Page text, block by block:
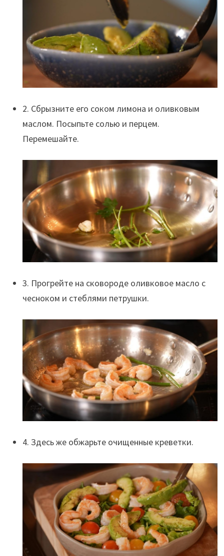
2. Сбрызните его соком лимона и оливковым
маслом. Посыпьте солью и перцем.
Перемешайте.
3. Прогрейте на сковороде оливковое масло с
чесноком и стеблями петрушки.
4. Здесь же обжарьте очищенные креветки.